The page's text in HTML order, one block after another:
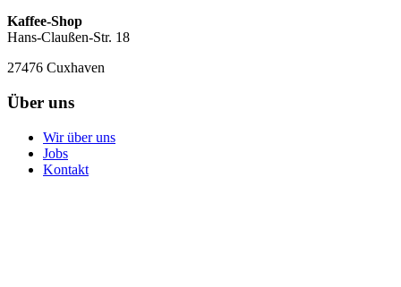
Kaffee-Shop
Hans-Claußen-Str. 18
27476 Cuxhaven
Über uns
Wir über uns
Jobs
Kontakt